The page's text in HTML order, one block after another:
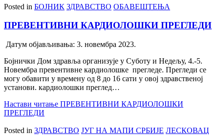
Posted in БОЈНИК ЗДРАВСТВО ОБАВЕШТЕЊА
ПРЕВЕНТИВНИ КАРДИОЛОШКИ ПРЕГЛЕДИ
Датум објављивања: 3. новембра 2023.
Бојнички Дом здравља организује у Суботу и Недељу, 4.-5.
Новембра превентивне кардиолошке прегледе. Прегледи се
могу обавити у времену од 8 до 16 сати у овој здравственој
установи. кардиолошки преглед…
Настави читање ПРЕВЕНТИВНИ КАРДИОЛОШКИ
ПРЕГЛЕДИ
Posted in ЗДРАВСТВО ЈУГ НА МАПИ СРБИЈЕ ЛЕСКОВАЦ